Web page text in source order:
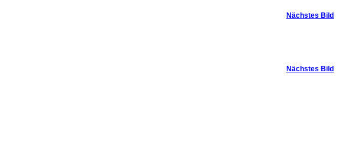
Nächstes Bild
Nächstes Bild